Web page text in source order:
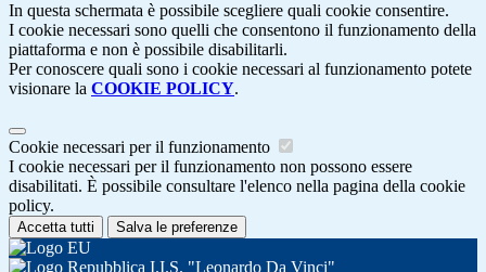
In questa schermata è possibile scegliere quali cookie consentire.
I cookie necessari sono quelli che consentono il funzionamento della
piattaforma e non è possibile disabilitarli.
Per conoscere quali sono i cookie necessari al funzionamento potete
visionare la COOKIE POLICY.
Cookie necessari per il funzionamento
I cookie necessari per il funzionamento non possono essere
disabilitati. È possibile consultare l'elenco nella pagina della cookie
policy.
Accetta tutti Salva le preferenze
I.I.S. "Leonardo Da Vinci"